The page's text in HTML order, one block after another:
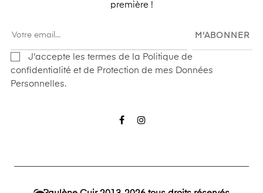
première !
M'ABONNER
J'accepte les termes de la Politique de
confidentialité et de Protection de mes Données
Personnelles.
Facebook